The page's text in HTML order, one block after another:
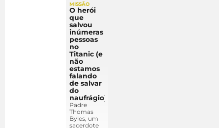
MISSÃO
O herói
que
salvou
inúmeras
pessoas
no
Titanic (e
não
estamos
falando
de salvar
do
naufrágio)
Padre
Thomas
Byles, um
sacerdote